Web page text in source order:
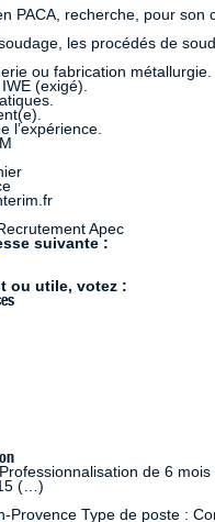
PACA, recherche, pour
les procédés de
ou fabrication métallurgie.
(exigé).
l’expérience.
Apec
suivante :
ou utile, votez :
de 6
(…)
Type de poste :